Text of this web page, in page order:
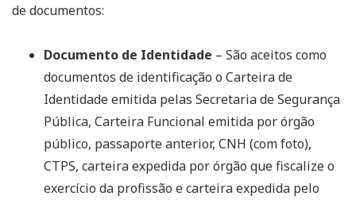
de documentos:
Documento de Identidade – São aceitos como
documentos de identificação o Carteira de
Identidade emitida pelas Secretaria de Segurança
Pública, Carteira Funcional emitida por órgão
público, passaporte anterior, CNH (com foto),
CTPS, carteira expedida por órgão que fiscalize o
exercício da profissão e carteira expedida pelo